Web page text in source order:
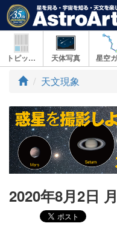
トピックス 天体写真
ト
プ
天文現象
2020年8月2日